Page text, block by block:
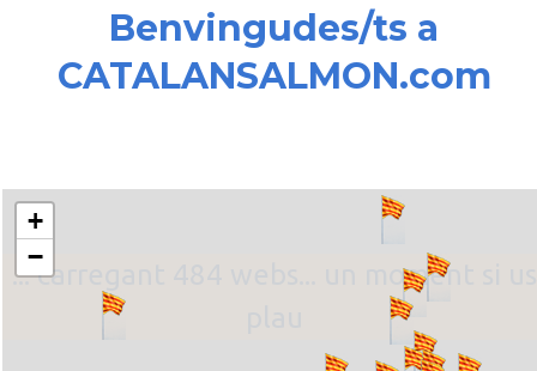
Benvingudes/ts a
CATALANSALMON.com
... carregant 484 webs... un moment si us
+
−